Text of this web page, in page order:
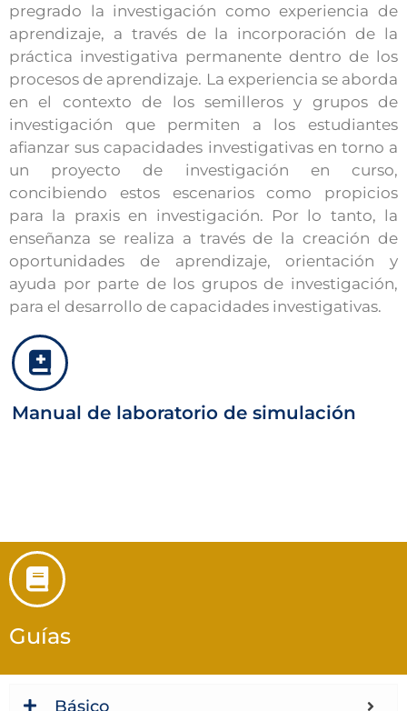
pregrado la investigación como experiencia de
aprendizaje, a través de la incorporación de la
práctica investigativa permanente dentro de los
procesos de aprendizaje. La experiencia se aborda
en el contexto de los semilleros y grupos de
investigación que permiten a los estudiantes
afianzar sus capacidades investigativas en torno a
un proyecto de investigación en curso,
concibiendo estos escenarios como propicios
para la praxis en investigación. Por lo tanto, la
enseñanza se realiza a través de la creación de
oportunidades de aprendizaje, orientación y
ayuda por parte de los grupos de investigación,
para el desarrollo de capacidades investigativas.
Manual de laboratorio de simulación
Guías
Básico